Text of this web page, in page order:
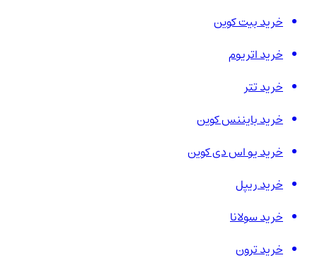
خرید بیت کوین
خرید اتریوم
خرید تتر
خرید بایننس کوین
خرید یو اس دی کوین
خرید ریپل
خرید سولانا
خرید ترون